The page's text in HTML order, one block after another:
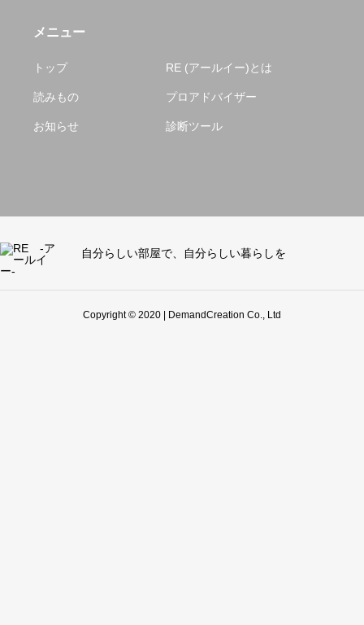
メニュー
トップ RE (アールイー)とは
読みもの プロアドバイザー
お知らせ 診断ツール
自分らしい部屋で、自分らしい暮らしを
Copyright © 2020 | DemandCreation Co., Ltd